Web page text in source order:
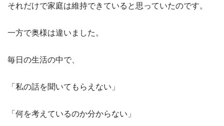
それだけで家庭は維持できていると思っていたのです。
一方で奥様は違いました。
毎日の生活の中で、
「私の話を聞いてもらえない」
「何を考えているのか分からない」